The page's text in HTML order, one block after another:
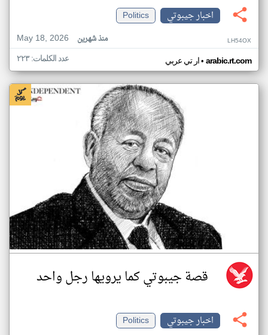
اخبار جيبوتي
Politics
May 18, 2026
منذ شهرين LH54OX
ار تي عربي• arabic.rt.com عدد الكلمات: ٢٢٣
قصة جيبوتي كما يرويها رجل واحد
اخبار جيبوتي
Politics